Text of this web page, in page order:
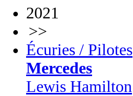
2021
>>
Écuries / Pilotes
Mercedes
Lewis Hamilton